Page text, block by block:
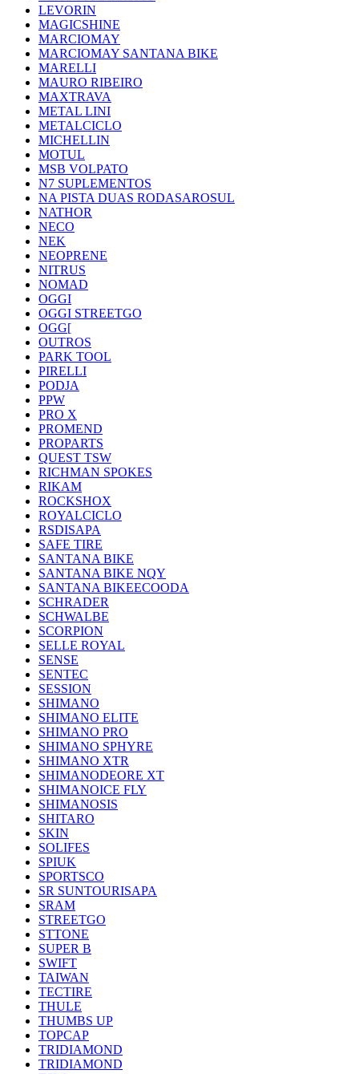
LEVORIN
MAGICSHINE
MARCIOMAY
MARCIOMAY SANTANA BIKE
MARELLI
MAURO RIBEIRO
MAXTRAVA
METAL LINI
METALCICLO
MICHELLIN
MOTUL
MSB VOLPATO
N7 SUPLEMENTOS
NA PISTA DUAS RODASAROSUL
NATHOR
NECO
NEK
NEOPRENE
NITRUS
NOMAD
OGGI
OGGI STREETGO
OGG[
OUTROS
PARK TOOL
PIRELLI
PODJA
PPW
PRO X
PROMEND
PROPARTS
QUEST TSW
RICHMAN SPOKES
RIKAM
ROCKSHOX
ROYALCICLO
RSDISAPA
SAFE TIRE
SANTANA BIKE
SANTANA BIKE NQY
SANTANA BIKEECOODA
SCHRADER
SCHWALBE
SCORPION
SELLE ROYAL
SENSE
SENTEC
SESSION
SHIMANO
SHIMANO ELITE
SHIMANO PRO
SHIMANO SPHYRE
SHIMANO XTR
SHIMANODEORE XT
SHIMANOICE FLY
SHIMANOSIS
SHITARO
SKIN
SOLIFES
SPIUK
SPORTSCO
SR SUNTOURISAPA
SRAM
STREETGO
STTONE
SUPER B
SWIFT
TAIWAN
TECTIRE
THULE
THUMBS UP
TOPCAP
TRIDIAMOND
TRIDIAMOND